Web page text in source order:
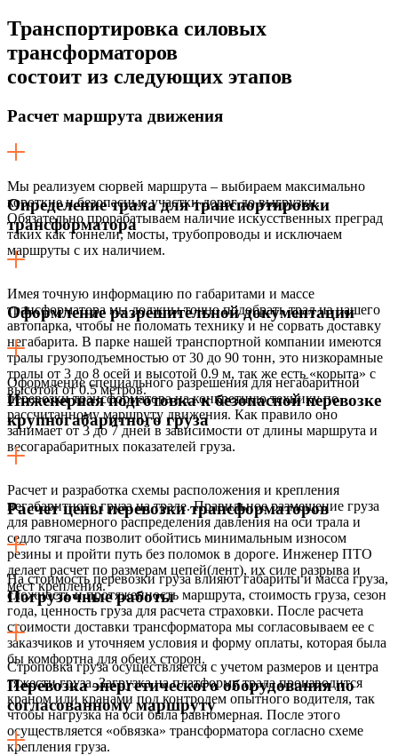
Транспортировка силовых
трансформаторов
состоит из следующих этапов
Расчет маршрута движения
Мы реализуем сюрвей маршрута – выбираем максимально
короткие и безопасные участки дорог до выгрузки.
Обязательно прорабатываем наличие искусственных преград
таких как тоннели, мосты, трубопроводы и исключаем
маршруты с их наличием.
Определение трала для транспортировки
трансформатора
Имея точную информацию по габаритами и массе
трансформатора мы должны точно подобрать трал из нашего
автопарка, чтобы не поломать технику и не сорвать доставку
негабарита. В парке нашей транспортной компании имеются
тралы грузоподъемностью от 30 до 90 тонн, это низкорамные
тралы от 3 до 8 осей и высотой 0.9 м, так же есть «корыта» с
высотой от 0.5 метров.
Оформление разрешительной документации
Оформление специального разрешения для негабаритной
перевозки трансформатора на конкретную технику по
рассчитанному маршруту движения. Как правило оно
занимает от 3 до 7 дней в зависимости от длины маршрута и
весогарабаритных показателей груза.
Инженерная подготовка к безопасной перевозке
крупногабаритного груза
Расчет и разработка схемы расположения и крепления
негабаритного груза на трале. Правильное размещение груза
для равномерного распределения давления на оси трала и
седло тягача позволит обойтись минимальным износом
резины и пройти путь без поломок в дороге. Инженер ПТО
делает расчет по размерам цепей(лент), их силе разрыва и
мест крепления.
Расчет цены перевозки трансформаторов
На стоимость перевозки груза влияют габариты и масса груза,
сложность и протяженность маршрута, стоимость груза, сезон
года, ценность груза для расчета страховки. После расчета
стоимости доставки трансформатора мы согласовываем ее с
заказчиков и уточняем условия и форму оплаты, которая была
бы комфортна для обеих сторон.
Погрузочные работы
Строповка груза осуществляется с учетом размеров и центра
тяжести груза. Загрузка на платформу трала производится
краном или кранами под контролем опытного водителя, так
чтобы нагрузка на оси была равномерная. После этого
осуществляется «обвязка» трансформатора согласно схеме
крепления груза.
Перевозка энергетического оборудования по
согласованному маршруту